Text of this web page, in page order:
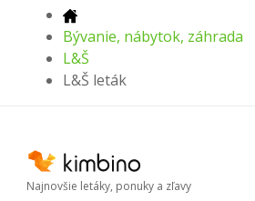
Bývanie, nábytok, záhrada
L&Š
L&Š leták
Najnovšie letáky, ponuky a zľavy